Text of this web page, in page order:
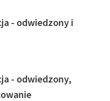
- odwiedzony i
- odwiedzony,